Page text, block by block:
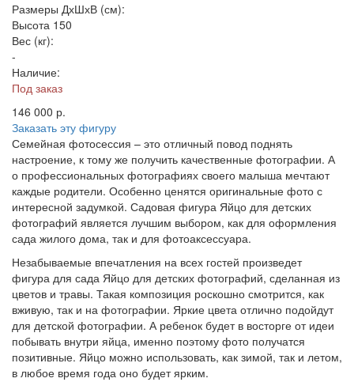
Размеры ДхШхВ (см):
Высота 150
Вес (кг):
-
Наличие:
Под заказ
146 000 р.
Заказать эту фигуру
Семейная фотосессия – это отличный повод поднять
настроение, к тому же получить качественные фотографии. А
о профессиональных фотографиях своего малыша мечтают
каждые родители. Особенно ценятся оригинальные фото с
интересной задумкой. Садовая фигура Яйцо для детских
фотографий является лучшим выбором, как для оформления
сада жилого дома, так и для фотоаксессуара.
Незабываемые впечатления на всех гостей произведет
фигура для сада Яйцо для детских фотографий, сделанная из
цветов и травы. Такая композиция роскошно смотрится, как
вживую, так и на фотографии. Яркие цвета отлично подойдут
для детской фотографии. А ребенок будет в восторге от идеи
побывать внутри яйца, именно поэтому фото получатся
позитивные. Яйцо можно использовать, как зимой, так и летом,
в любое время года оно будет ярким.